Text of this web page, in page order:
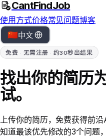
CantFindJob
使用方式价格常见问题博客
🇨🇳中文
免费 · 无需注册 · 约30秒出结果
找出你的简历
试。
上传你的简历，免费获得前
知道最该优先修改的3个问题